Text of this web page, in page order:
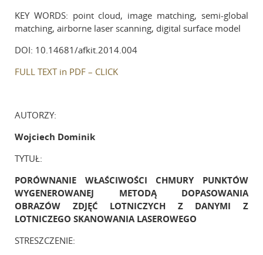
KEY WORDS: point cloud, image matching, semi-global
matching, airborne laser scanning, digital surface model
DOI: 10.14681/afkit.2014.004
FULL TEXT in PDF – CLICK
AUTORZY:
Wojciech Dominik
TYTUŁ:
PORÓWNANIE WŁAŚCIWOŚCI CHMURY PUNKTÓW
WYGENEROWANEJ METODĄ DOPASOWANIA
OBRAZÓW ZDJĘĆ LOTNICZYCH Z DANYMI Z
LOTNICZEGO SKANOWANIA LASEROWEGO
STRESZCZENIE: